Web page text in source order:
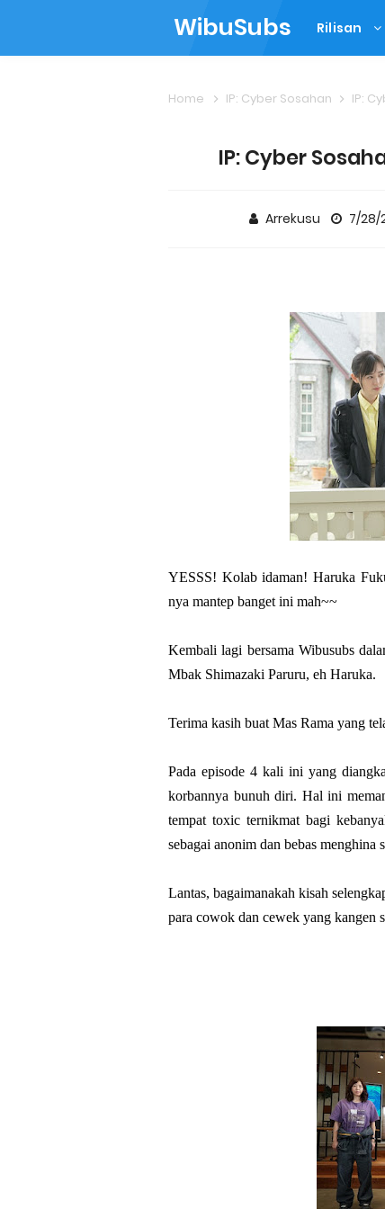
WibuSubs Rilisan
Home IP: Cyber Sosahan IP:
IP: Cyber
Arrekusu 7/28/
YESSS! Kolab idaman! Haruka
nya mantep banget ini mah~~
Kembali lagi bersama Wibusubs
Mbak Shimazaki Paruru, eh Haruka.
Terima kasih buat Mas Rama yang
Pada episode 4 kali ini yang
korbannya bunuh diri. Hal ini
tempat toxic ternikmat bagi
sebagai anonim dan bebas menghina
Lantas, bagaimanakah kisah
para cowok dan cewek yang kangen